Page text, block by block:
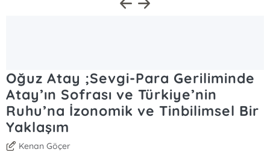
Oğuz Atay ;Sevgi-Para Geriliminde
Atay’ın Sofrası ve Türkiye’nin
Ruhu’na İzonomik ve Tinbilimsel Bir
Yaklaşım
Kenan Göçer